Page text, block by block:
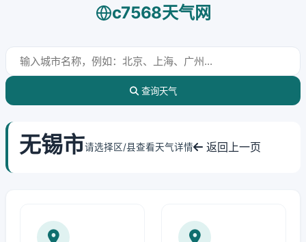
c7568天气网
查询天气
无锡市请选择区/县查看天气详情 返回上一页